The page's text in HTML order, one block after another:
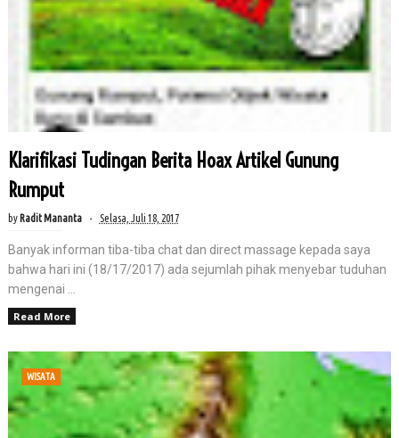
Klarifikasi Tudingan Berita Hoax Artikel Gunung
Rumput
by Radit Mananta Selasa, Juli 18, 2017
Banyak informan tiba-tiba chat dan direct massage kepada saya
bahwa hari ini (18/17/2017) ada sejumlah pihak menyebar tuduhan
mengenai ...
Read More
WISATA